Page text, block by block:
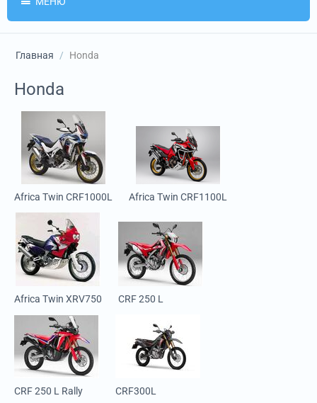
Главная / Honda
Honda
Africa Twin CRF1000L Africa Twin CRF1100L
Africa Twin XRV750 CRF 250 L
CRF 250 L Rally CRF300L